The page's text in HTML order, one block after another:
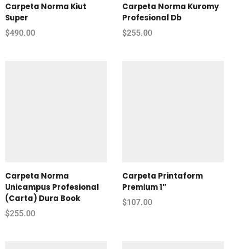
Carpeta Norma Kiut
Super
$490.00
Carpeta Norma Kuromy
Profesional Db
$255.00
Carpeta Norma
Unicampus Profesional
(Carta) Dura Book
$255.00
Carpeta Printaform
Premium 1″
$107.00